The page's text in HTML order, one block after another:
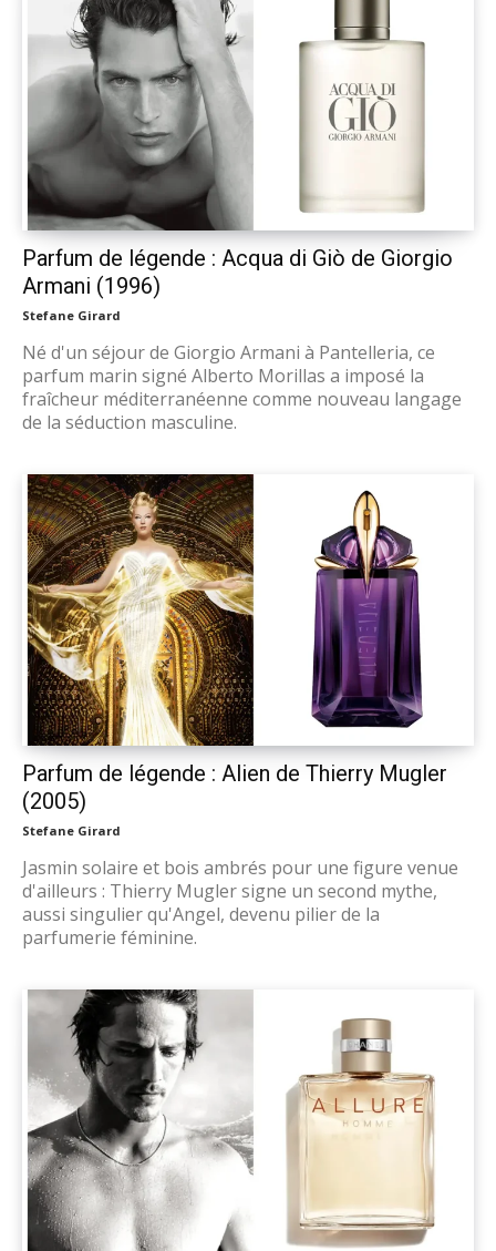
Parfum de légende : Acqua di Giò de Giorgio
Armani (1996)
Stefane Girard
Né d'un séjour de Giorgio Armani à Pantelleria, ce
parfum marin signé Alberto Morillas a imposé la
fraîcheur méditerranéenne comme nouveau langage
de la séduction masculine.
Parfum de légende : Alien de Thierry Mugler
(2005)
Stefane Girard
Jasmin solaire et bois ambrés pour une figure venue
d'ailleurs : Thierry Mugler signe un second mythe,
aussi singulier qu'Angel, devenu pilier de la
parfumerie féminine.